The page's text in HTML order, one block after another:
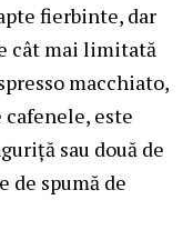
fierbinte, dar
cât mai limitată
macchiato,
este
sau două de
de spumă de